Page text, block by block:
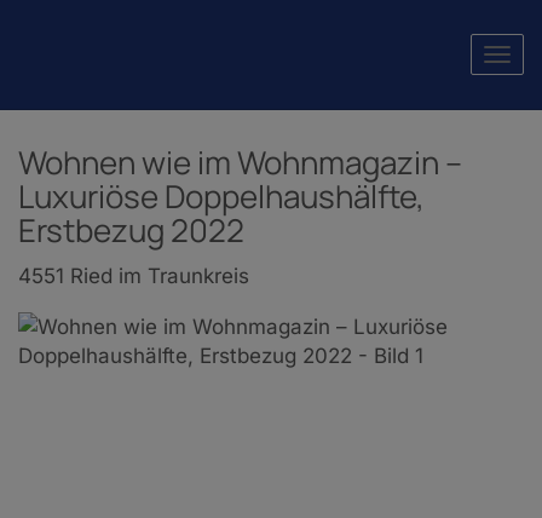
Wohnen wie im Wohnmagazin –
Luxuriöse Doppelhaushälfte,
Erstbezug 2022
4551 Ried im Traunkreis